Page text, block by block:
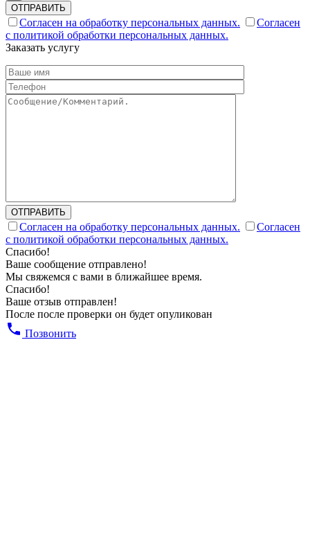
ОТПРАВИТЬ
Согласен на обработку персональных данных.
Согласен
с политикой обработки персональных данных.
Заказать услугу
ОТПРАВИТЬ
Согласен на обработку персональных данных.
Согласен
с политикой обработки персональных данных.
Спасибо!
Ваше сообщение отправлено!
Мы свяжемся с вами в ближайшее время.
Спасибо!
Ваше отзыв отправлен!
После после проверки он будет опуликован
Позвонить